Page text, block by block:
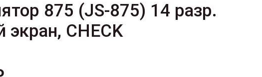
875 (JS-875) 14 разр.
экран, CHECK